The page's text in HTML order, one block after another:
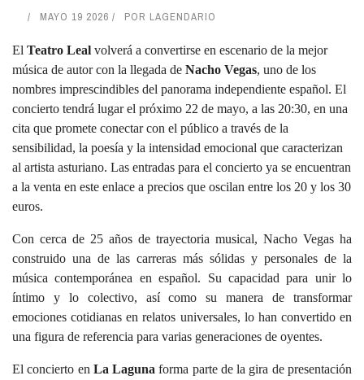
MAYO 19 2026 POR LAGENDARIO
El Teatro Leal volverá a convertirse en escenario de la mejor
música de autor con la llegada de Nacho Vegas, uno de los
nombres imprescindibles del panorama independiente español. El
concierto tendrá lugar el próximo 22 de mayo, a las 20:30, en una
cita que promete conectar con el público a través de la
sensibilidad, la poesía y la intensidad emocional que caracterizan
al artista asturiano. Las entradas para el concierto ya se encuentran
a la venta en este enlace a precios que oscilan entre los 20 y los 30
euros.
Con cerca de 25 años de trayectoria musical, Nacho Vegas ha
construido una de las carreras más sólidas y personales de la
música contemporánea en español. Su capacidad para unir lo
íntimo y lo colectivo, así como su manera de transformar
emociones cotidianas en relatos universales, lo han convertido en
una figura de referencia para varias generaciones de oyentes.
El concierto en La Laguna forma parte de la gira de presentación